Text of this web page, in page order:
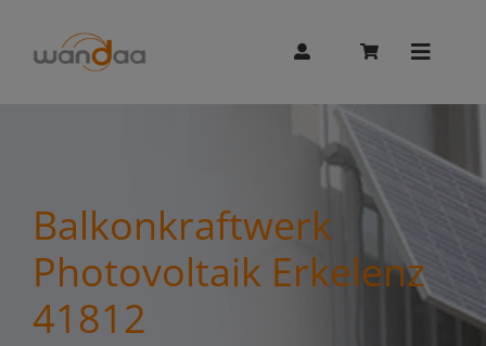
content
Toggle
Unitree
Balkonkraftwerk
Photovoltaik Erkelenz
41812